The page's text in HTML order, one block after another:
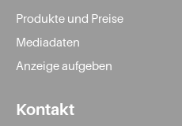
Produkte und Preise
Mediadaten
Anzeige aufgeben
Kontakt